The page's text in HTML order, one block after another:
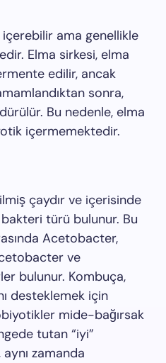
ama genellikle
Elma sirkesi, elma
edilir, ancak
sonra,
Bu nedenle, elma
içermemektedir.
çaydır ve içerisinde
türü bulunur. Bu
Acetobacter,
ve
bulunur. Kombuça,
desteklemek için
mide-bağırsak
tutan “iyi”
zamanda